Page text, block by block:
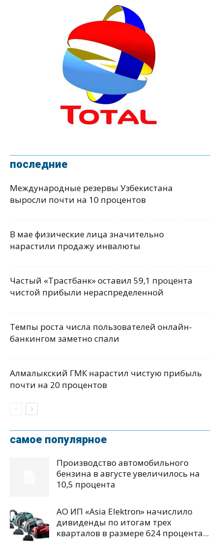
последние
Международные резервы Узбекистана
выросли почти на 10 процентов
В мае физические лица значительно
нарастили продажу инвалюты
Частый «Трастбанк» оставил 59,1 процента
чистой прибыли нераспределенной
Темпы роста числа пользователей онлайн-
банкингом заметно спали
Алмалыкский ГМК нарастил чистую прибыль
почти на 20 процентов
самое популярное
Производство автомобильного
бензина в августе увеличилось на
10,5 процента
АО ИП «Asia Elektron» начислило
дивиденды по итогам трех
кварталов в размере 624 процента...